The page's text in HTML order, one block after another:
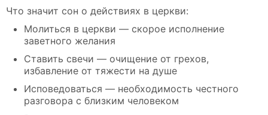
Что значит сон о действиях в церкви:
Молиться в церкви — скорое исполнение
заветного желания
Ставить свечи — очищение от грехов,
избавление от тяжести на душе
Исповедоваться — необходимость честного
разговора с близким человеком